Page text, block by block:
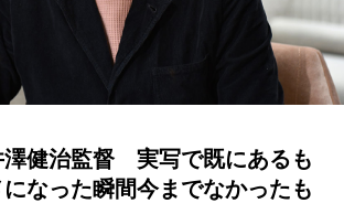
澤健治監督 実写で既にあるも
なった瞬間今までなかったも